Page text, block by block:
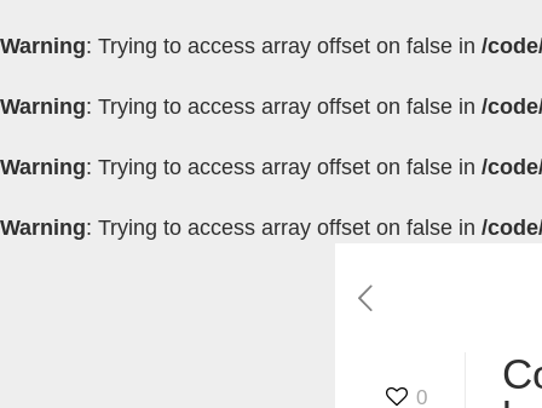
Warning: Trying to access array offset on false in /
Warning: Trying to access array offset on false in /
Warning: Trying to access array offset on false in /
Warning: Trying to access array offset on false in /
0